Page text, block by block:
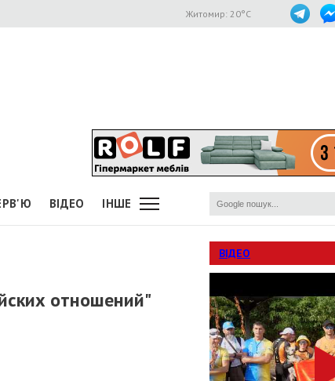
Житомир: 20°C
ВІДЕО ІНШЕ
отношений"
ВІДЕО